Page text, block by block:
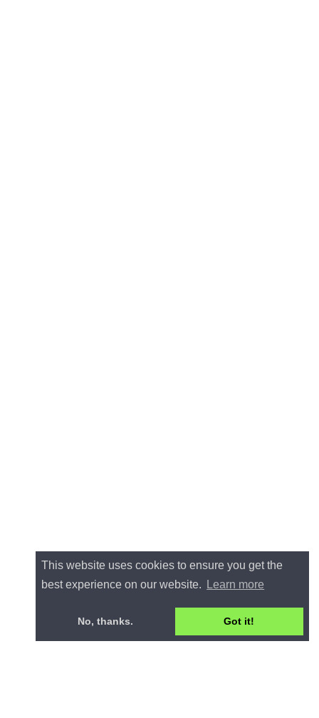
This website uses cookies to ensure you get the
best experience on our website.
Learn more
No, thanks. Got it!